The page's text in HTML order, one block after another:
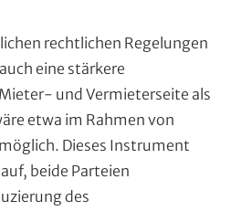
rechtlichen Regelungen
eine stärkere
und Vermieterseite als
etwa im Rahmen von
Dieses Instrument
beide Parteien
des